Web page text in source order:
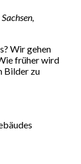
Wir gehen
früher wird
Bilder zu